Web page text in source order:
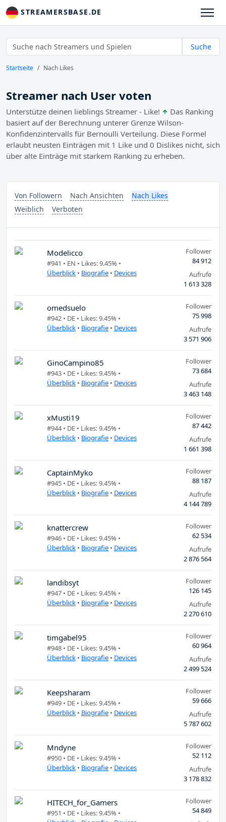
STREAMERSBASE.DE
Suche
Startseite Nach Likes
Streamer nach User voten
Unterstütze deinen lieblings Streamer - Like!
Das Ranking
basiert auf der Berechnung unterer Grenze Wilson-
Konfidenzintervalls für Bernoulli Verteilung. Diese Formel
erlaubt neusten Einträgen mit 1 Like und 0 Dislikes nicht, sich
über alte Einträge mit starkem Ranking zu erheben.
Von Followern Nach Ansichten
Nach Likes
Weiblich
Verboten
Modelicco
#941 • EN • Likes: 9.45% •
Überblick • Biografie • Devices
Follower
84 912
Aufrufe
1 613 328
omedsuelo
#942 • DE • Likes: 9.45% •
Überblick • Biografie • Devices
Follower
75 998
Aufrufe
3 571 906
GinoCampino85
#943 • DE • Likes: 9.45% •
Überblick • Biografie • Devices
Follower
73 684
Aufrufe
3 463 148
xMusti19
#944 • DE • Likes: 9.45% •
Überblick • Biografie • Devices
Follower
87 442
Aufrufe
1 661 398
CaptainMyko
#945 • DE • Likes: 9.45% •
Überblick • Biografie • Devices
Follower
88 187
Aufrufe
4 144 789
knattercrew
#946 • DE • Likes: 9.45% •
Überblick • Biografie • Devices
Follower
62 534
Aufrufe
2 876 564
landibsyt
#947 • DE • Likes: 9.45% •
Überblick • Biografie • Devices
Follower
126 145
Aufrufe
2 270 610
timgabel95
#948 • DE • Likes: 9.45% •
Überblick • Biografie • Devices
Follower
60 964
Aufrufe
2 499 524
Keepsharam
#949 • DE • Likes: 9.45% •
Überblick • Biografie • Devices
Follower
59 666
Aufrufe
5 787 602
Mndyne
#950 • DE • Likes: 9.45% •
Überblick • Biografie • Devices
Follower
52 112
Aufrufe
3 178 832
HITECH_for_Gamers
#951 • DE • Likes: 9.45% •
Follower
54 849